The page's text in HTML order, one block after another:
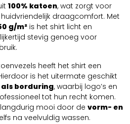
100% katoen, wat zorgt voor
draagcomfort. Met
g/m² is het shirt licht en
stevig genoeg voor
heeft het shirt een
is het uitermate geschikt
borduring, waarbij logo’s en
tot hun recht komen.
mooi door de vorm- en
na veelvuldig wassen.